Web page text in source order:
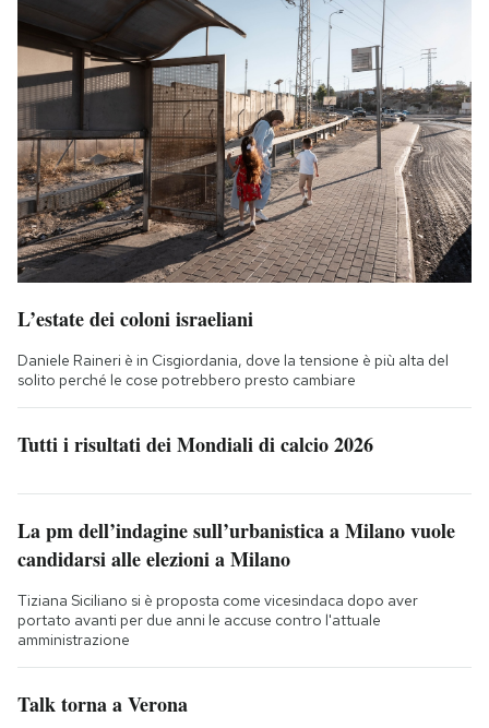
L’estate dei coloni israeliani
Daniele Raineri è in Cisgiordania, dove la tensione è più alta del
solito perché le cose potrebbero presto cambiare
Tutti i risultati dei Mondiali di calcio 2026
La pm dell’indagine sull’urbanistica a Milano vuole
candidarsi alle elezioni a Milano
Tiziana Siciliano si è proposta come vicesindaca dopo aver
portato avanti per due anni le accuse contro l'attuale
amministrazione
Talk torna a Verona